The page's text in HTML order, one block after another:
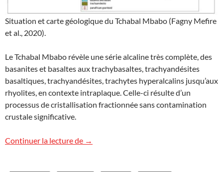
Situation et carte géologique du Tchabal Mbabo (Fagny Mefire
et al., 2020).
Le Tchabal Mbabo révèle une série alcaline très complète, des
basanites et basaltes aux trachybasaltes, trachyandésites
basaltiques, trachyandésites, trachytes hyperalcalins jusqu’aux
rhyolites, en contexte intraplaque. Celle-ci résulte d’un
processus de cristallisation fractionnée sans contamination
crustale significative.
Continuer la lecture de Le massif volcanique du Tchabal Mbabo
→